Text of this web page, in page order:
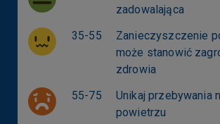
zadowalająca
35-55
Zanieczyszczenie
może stanowić
zdrowia
55-75
Unikaj przebywania
powietrzu